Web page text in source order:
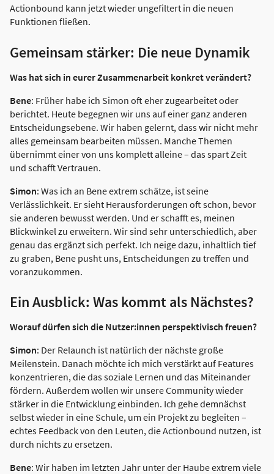
Actionbound kann jetzt wieder ungefiltert in die neuen
Funktionen fließen.
Gemeinsam stärker: Die neue Dynamik
Was hat sich in eurer Zusammenarbeit konkret verändert?
Bene: Früher habe ich Simon oft eher zugearbeitet oder
berichtet. Heute begegnen wir uns auf einer ganz anderen
Entscheidungsebene. Wir haben gelernt, dass wir nicht mehr
alles gemeinsam bearbeiten müssen. Manche Themen
übernimmt einer von uns komplett alleine – das spart Zeit
und schafft Vertrauen.
Simon: Was ich an Bene extrem schätze, ist seine
Verlässlichkeit. Er sieht Herausforderungen oft schon, bevor
sie anderen bewusst werden. Und er schafft es, meinen
Blickwinkel zu erweitern. Wir sind sehr unterschiedlich, aber
genau das ergänzt sich perfekt. Ich neige dazu, inhaltlich tief
zu graben, Bene pusht uns, Entscheidungen zu treffen und
voranzukommen.
Ein Ausblick: Was kommt als Nächstes?
Worauf dürfen sich die Nutzer:innen perspektivisch freuen?
Simon: Der Relaunch ist natürlich der nächste große
Meilenstein. Danach möchte ich mich verstärkt auf Features
konzentrieren, die das soziale Lernen und das Miteinander
fördern. Außerdem wollen wir unsere Community wieder
stärker in die Entwicklung einbinden. Ich gehe demnächst
selbst wieder in eine Schule, um ein Projekt zu begleiten –
echtes Feedback von den Leuten, die Actionbound nutzen, ist
durch nichts zu ersetzen.
Bene: Wir haben im letzten Jahr unter der Haube extrem viele